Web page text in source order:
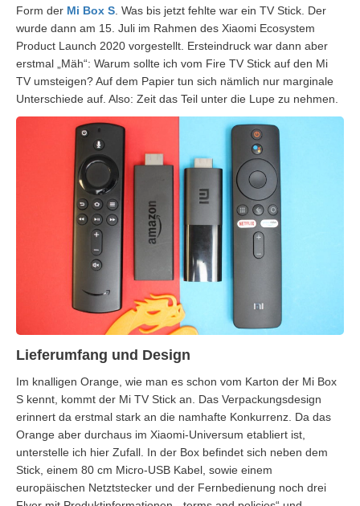
Form der Mi Box S . Was bis jetzt fehlte war ein TV Stick. Der
wurde dann am 15. Juli im Rahmen des Xiaomi Ecosystem
Product Launch 2020 vorgestellt. Ersteindruck war dann aber
erstmal „Mäh“: Warum sollte ich vom Fire TV Stick auf den Mi
TV umsteigen? Auf dem Papier tun sich nämlich nur marginale
Unterschiede auf. Also: Zeit das Teil unter die Lupe zu nehmen.
Lieferumfang und Design
Im knalligen Orange, wie man es schon vom Karton der Mi Box
S kennt, kommt der Mi TV Stick an. Das Verpackungsdesign
erinnert da erstmal stark an die namhafte Konkurrenz. Da das
Orange aber durchaus im Xiaomi-Universum etabliert ist,
unterstelle ich hier Zufall. In der Box befindet sich neben dem
Stick, einem 80 cm Micro-USB Kabel, sowie einem
europäischen Netztstecker und der Fernbedienung noch drei